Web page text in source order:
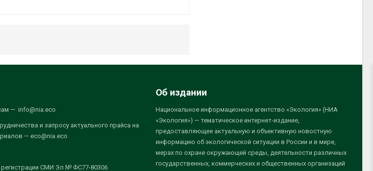
— info@nia.eco
и запросу актуального прайса на
— eco@nia.eco
СМИ Эл № ФС77-80306
Об издании
Национальное информационное агентство «Экология» (НИА
«Экология») — тематическое интернет-издание,
предоставляющее актуальную и объективную новостную
информацию об экологической ситуации в России и в мире,
мерах по охране окружающей среды, деятельности различных
государственных, коммерческих и общественных организаций